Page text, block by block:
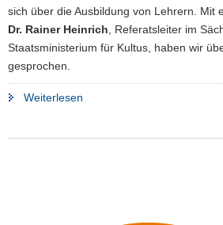
sich über die Ausbildung von Lehrern. Mit
Dr. Rainer Heinrich , Referatsleiter im
Staatsministerium für Kultus, haben wir
gesprochen.
Weiterlesen